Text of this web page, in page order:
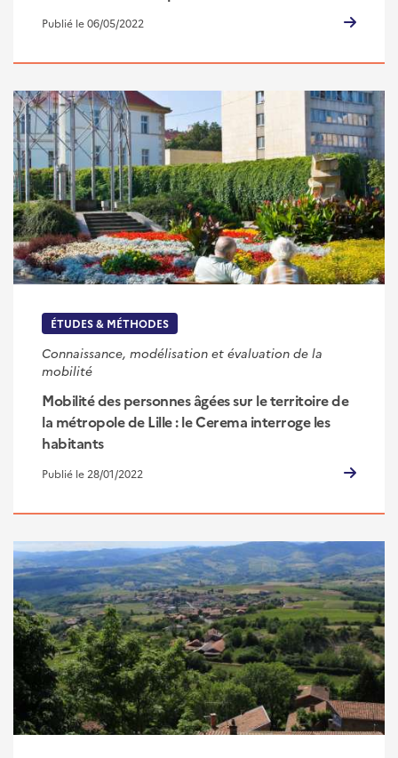
Publié le 06/05/2022
ÉTUDES & MÉTHODES
Connaissance, modélisation et évaluation de la
mobilité
Mobilité des personnes âgées sur le territoire de
la métropole de Lille : le Cerema interroge les
habitants
Publié le 28/01/2022